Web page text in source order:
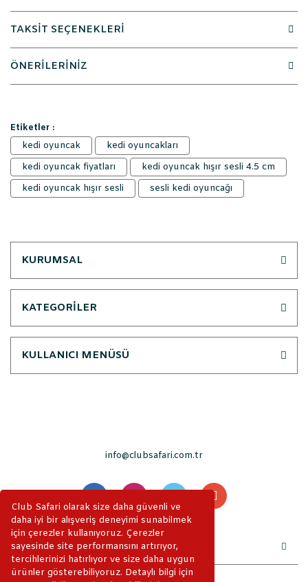
Club Safari olarak size daha güvenli ve
daha iyi bir alışveriş deneyimi sunabilmek
için çerezler kullanıyoruz. Çerezler
sayesinde site performansını artırıyor,
tercihlerinizi hatırlıyor ve size daha uygun
ürünler gösterebiliyoruz. Detaylı bilgi için
TAKSİT SEÇENEKLERİ
ÖNERİLERİNİZ
Etiketler :
kedi oyuncak
kedi oyuncakları
kedi oyuncak fiyatları
kedi oyuncak hışır sesli 4.5 cm
kedi oyuncak hışır sesli
sesli kedi oyuncağı
KURUMSAL
KATEGORİLER
KULLANICI MENÜSÜ
info@clubsafari.com.tr